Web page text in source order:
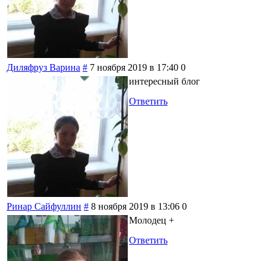
Диляфруз Варина # 7 ноября 2019 в 17:40 0
интересный блог
Ответить
Ринар Сайфуллин # 8 ноября 2019 в 13:06 0
Молодец +
Ответить